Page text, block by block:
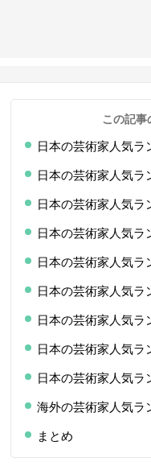
この記事
日本の芸術家人気
日本の芸術家人気
日本の芸術家人気
日本の芸術家人気
日本の芸術家人気
日本の芸術家人気
日本の芸術家人気
日本の芸術家人気
日本の芸術家人気
海外の芸術家人気
まとめ